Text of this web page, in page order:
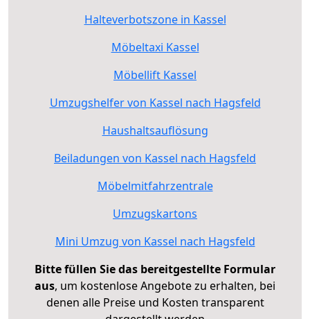
Halteverbotszone in Kassel
Möbeltaxi Kassel
Möbellift Kassel
Umzugshelfer von Kassel nach Hagsfeld
Haushaltsauflösung
Beiladungen von Kassel nach Hagsfeld
Möbelmitfahrzentrale
Umzugskartons
Mini Umzug von Kassel nach Hagsfeld
Bitte füllen Sie das bereitgestellte Formular
aus, um kostenlose Angebote zu erhalten, bei
denen alle Preise und Kosten transparent